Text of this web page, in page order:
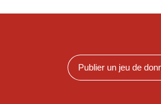
Publier un jeu de